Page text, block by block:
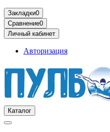
Закладки0
Сравнение0
Личный кабинет
Авторизация
Каталог